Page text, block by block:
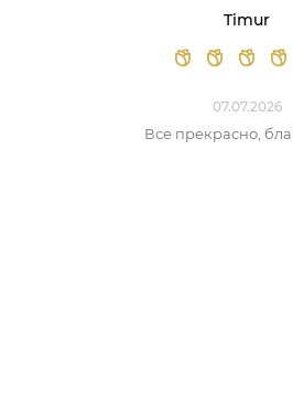
Timur
07.07.2026
Все прекрасно,